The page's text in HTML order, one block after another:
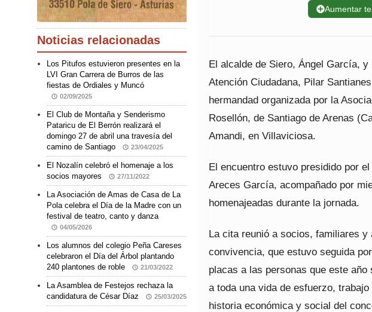
➕Aumentar
El alcalde de Siero, Ángel García,
Atención Ciudadana, Pilar
hermandad organizada por la
Rosellón, de Santiago de Arenas
Amandi, en Villaviciosa.
El encuentro estuvo presidido por
Areces García, acompañado por
homenajeadas durante la jornada.
La cita reunió a socios, familiares
convivencia, que estuvo seguida
placas a las personas que este
a toda una vida de esfuerzo,
historia económica y social del
Noticias relacionadas
Los Pitufos estuvieron presentes en la
LVI Gran Carrera de Burros de las
fiestas de Ordiales y Muncó
02/09/2025
El Club de Montaña y Senderismo
Pataricu de El Berrón realizará el
domingo 27 de abril una travesía del
camino de Santiago
23/04/2025
El Nozalín celebró el homenaje a los
socios mayores
27/11/2022
La Asociación de Amas de Casa de La
Pola celebra el Día de la Madre con un
festival de teatro, canto y danza
04/05/2026
Los alumnos del colegio Peña Careses
celebraron el Día del Árbol plantando
240 plantones de roble
21/03/2022
La Asamblea de Festejos rechaza la
candidatura de César Díaz
25/03/2025